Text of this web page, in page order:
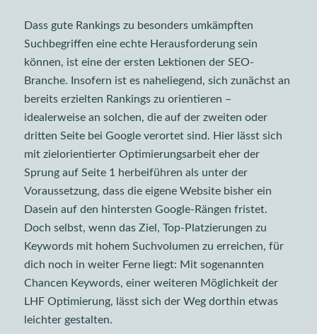
Dass gute Rankings zu besonders umkämpften
Suchbegriffen eine echte Herausforderung sein
können, ist eine der ersten Lektionen der SEO-
Branche. Insofern ist es naheliegend, sich zunächst an
bereits erzielten Rankings zu orientieren –
idealerweise an solchen, die auf der zweiten oder
dritten Seite bei Google verortet sind. Hier lässt sich
mit zielorientierter Optimierungsarbeit eher der
Sprung auf Seite 1 herbeiführen als unter der
Voraussetzung, dass die eigene Website bisher ein
Dasein auf den hintersten Google-Rängen fristet.
Doch selbst, wenn das Ziel, Top-Platzierungen zu
Keywords mit hohem Suchvolumen zu erreichen, für
dich noch in weiter Ferne liegt: Mit sogenannten
Chancen Keywords, einer weiteren Möglichkeit der
LHF Optimierung, lässt sich der Weg dorthin etwas
leichter gestalten.